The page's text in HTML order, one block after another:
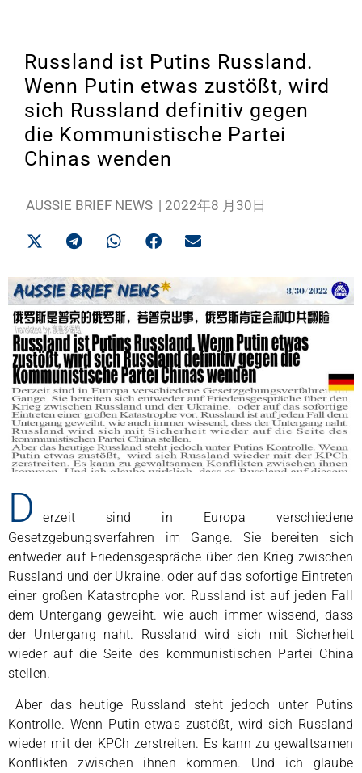
Russland ist Putins Russland.
Wenn Putin etwas zustößt, wird
sich Russland definitiv gegen
die Kommunistische Partei
Chinas wenden
AUSSIE BRIEF NEWS | 2022年8 月30日
D
erzeit sind in Europa verschiedene
Gesetzgebungsverfahren im Gange. Sie bereiten sich
entweder auf Friedensgespräche über den Krieg zwischen
Russland und der Ukraine. oder auf das sofortige Eintreten
einer großen Katastrophe vor. Russland ist auf jeden Fall
dem Untergang geweiht. wie auch immer wissend, dass
der Untergang naht. Russland wird sich mit Sicherheit
wieder auf die Seite des kommunistischen Partei China
stellen.
Aber das heutige Russland steht jedoch unter Putins
Kontrolle. Wenn Putin etwas zustößt, wird sich Russland
wieder mit der KPCh zerstreiten. Es kann zu gewaltsamen
Konflikten zwischen ihnen kommen. Und ich glaube